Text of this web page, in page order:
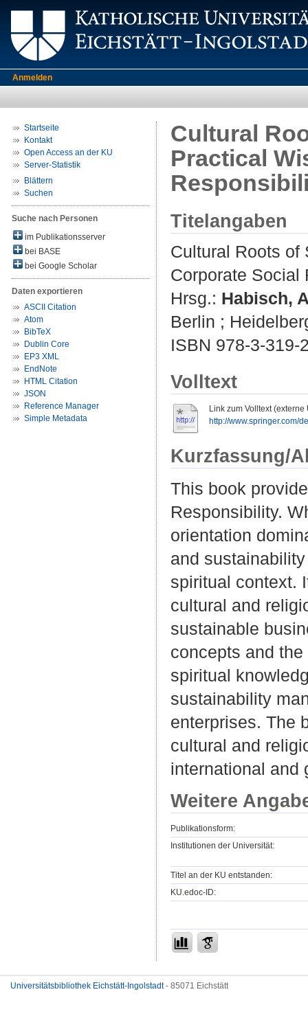
Anmelden
Startseite
Kontakt
Open Access an der KU
Server-Statistik
Blättern
Suchen
Suche nach Personen
im Publikationsserver
bei BASE
bei Google Scholar
Daten exportieren
ASCII Citation
Atom
BibTeX
Dublin Core
EP3 XML
EndNote
HTML Citation
JSON
Reference Manager
Simple Metadata
Cultural
Practical
Titelangaben
Cultural Roots of
Corporate Social
Hrsg.: Habisch,
Berlin ;
ISBN 978-3-319-
Volltext
Link zum Volltext (externe
http://www.springer.com/
Kurzfassung/
This book
Responsibility.
orientation
and
spiritual context.
cultural and
sustainable
concepts and
spiritual
sustainability
enterprises. The
cultural and
international and
Weitere
Publikationsform:
Institutionen der Universität:
Titel an der KU entstanden:
KU.edoc-ID:
Universitätsbibliothek Eichstätt-Ingolstadt- 85071 Eichstätt